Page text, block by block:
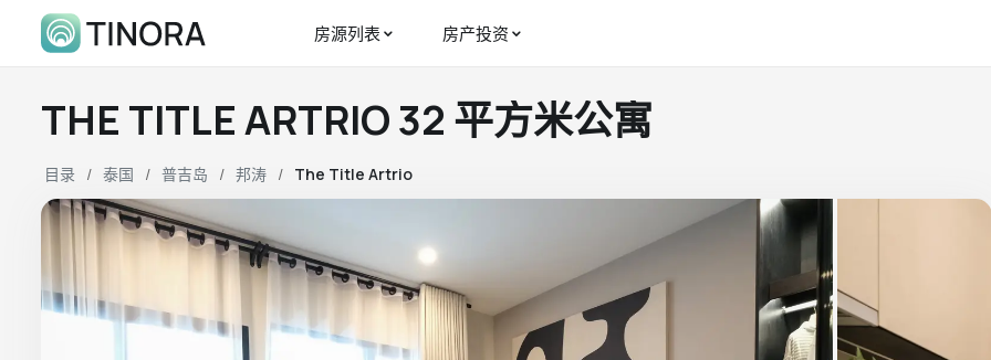
房源列表 房产投资
THE TITLE ARTRIO 32 平方米公寓
目录 泰国 普吉岛 邦涛 The Title Artrio